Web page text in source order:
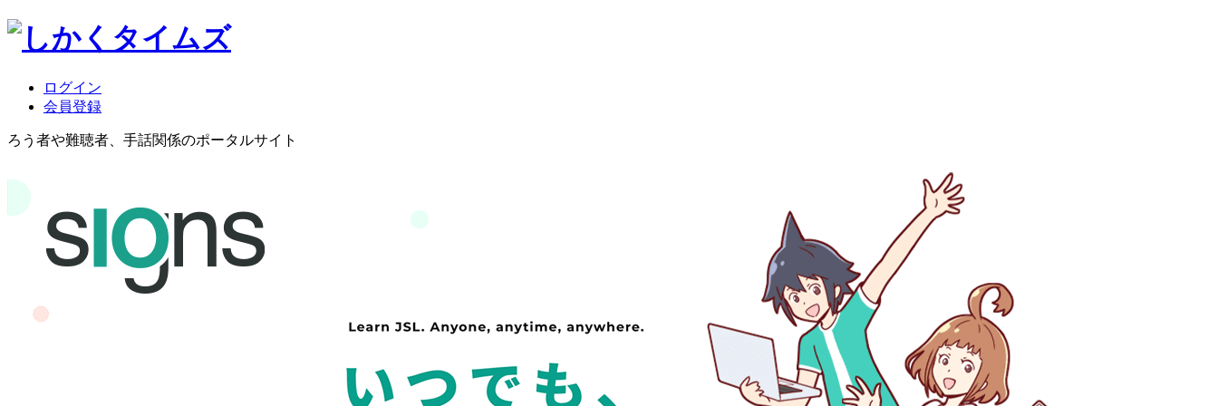
ログイン
会員登録
ろう者や難聴者、手話関係のポータルサイト